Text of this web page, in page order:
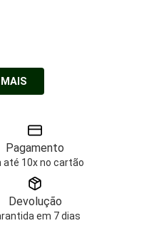
Pagamento
até 10x no cartão
Devolução
em 7 dias